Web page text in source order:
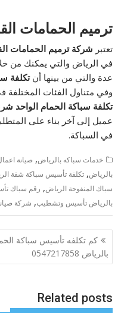
ترميم الحمامات
تعتبر شركة ترميم الحمامات
في الرياض والتي يمكنك من
عدة والتي من بينها أنتكلفة
وفي متناول الفئات المختلفة
تكلفة سباكة الحمام الواحد
عميل إلى آخر بناء على
في السباكة.
خدمات سباكه بالرياض,صيانة
بالرياض,تكلفة تأسيس سباكة شقة
سباك المنفوحة الرياض, رقم سباك
بالرياض تأسيس وتشطيب, شركة
تصفّح
المقالات
كم تكلفه تأسيس سباكة
بالرياض 0547217858
Related posts